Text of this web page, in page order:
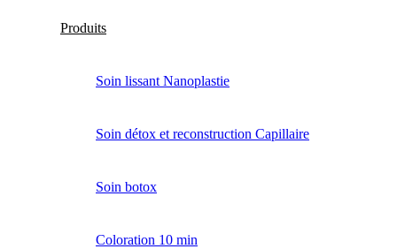
Produits
Soin lissant Nanoplastie
Soin détox et reconstruction Capillaire
Soin botox
Coloration 10 min